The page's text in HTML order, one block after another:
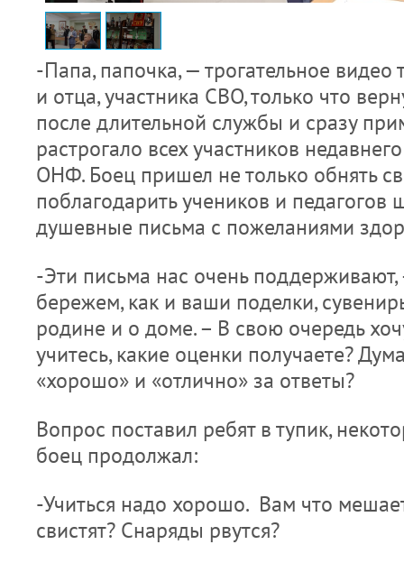
-Папа, папочка, — трогательное видео
и отца, участника СВО, только что
после длительной службы и сразу
растрогало всех участников
ОНФ. Боец пришел не только обнять
поблагодарить учеников и
душевные письма с пожеланиями
-Эти письма нас очень
бережем, как и ваши поделки,
родине и о доме. – В свою очередь
учитесь, какие оценки получаете?
«хорошо» и «отлично» за ответы?
Вопрос поставил ребят в тупик,
боец продолжал:
-Учиться надо хорошо. Вам что
свистят? Снаряды рвутся?